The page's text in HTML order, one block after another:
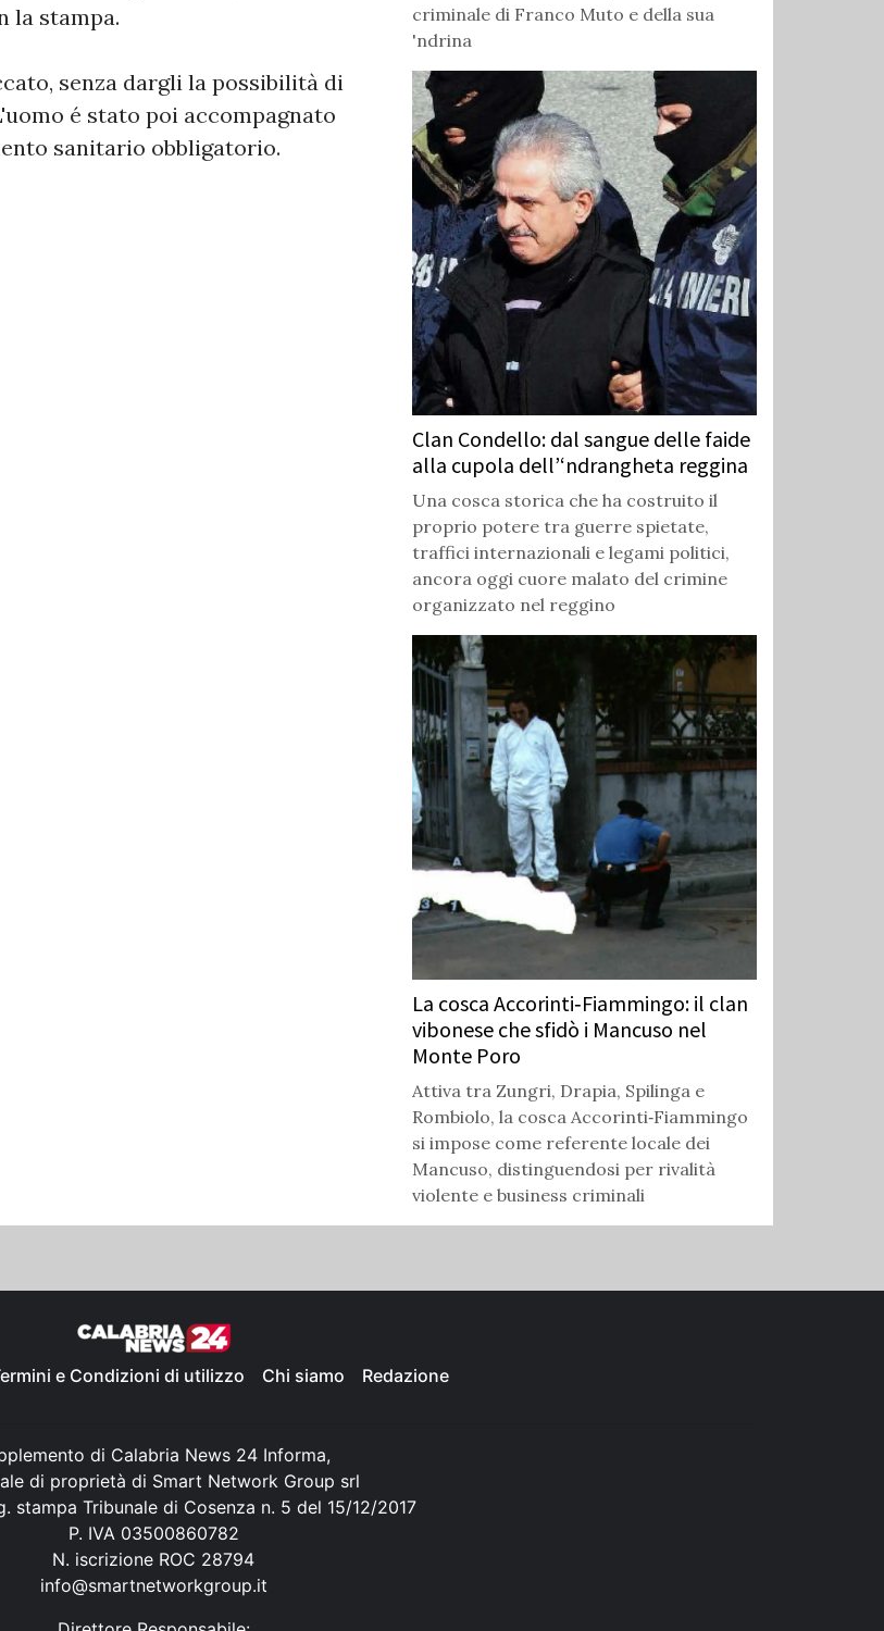
la stampa.
senza dargli la possibilità di
é stato poi accompagnato
sanitario obbligatorio.
criminale di Franco Muto e della sua
'ndrina
Clan Condello: dal sangue delle faide
alla cupola dell’‘ndrangheta reggina
Una cosca storica che ha costruito il
proprio potere tra guerre spietate,
traffici internazionali e legami politici,
ancora oggi cuore malato del crimine
organizzato nel reggino
La cosca Accorinti‑Fiammingo: il clan
vibonese che sfidò i Mancuso nel
Monte Poro
Attiva tra Zungri, Drapia, Spilinga e
Rombiolo, la cosca Accorinti‑Fiammingo
si impose come referente locale dei
Mancuso, distinguendosi per rivalità
violente e business criminali
e Condizioni di utilizzo Chi siamo Redazione
di Calabria News 24 Informa,
di proprietà di Smart Network Group srl
stampa Tribunale di Cosenza n. 5 del 15/12/2017
P. IVA 03500860782
N. iscrizione ROC 28794
info@smartnetworkgroup.it